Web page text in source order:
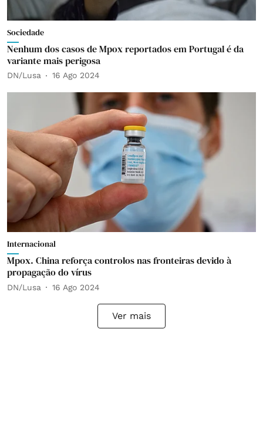
Sociedade
Nenhum dos casos de Mpox reportados em Portugal é da
variante mais perigosa
DN/Lusa 16 Ago 2024
Internacional
Mpox. China reforça controlos nas fronteiras devido à
propagação do vírus
DN/Lusa 16 Ago 2024
Ver mais